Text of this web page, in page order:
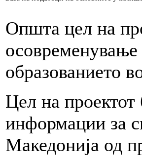
Општа цел на
образованието
Цел на проектот
информации за
Македонија од